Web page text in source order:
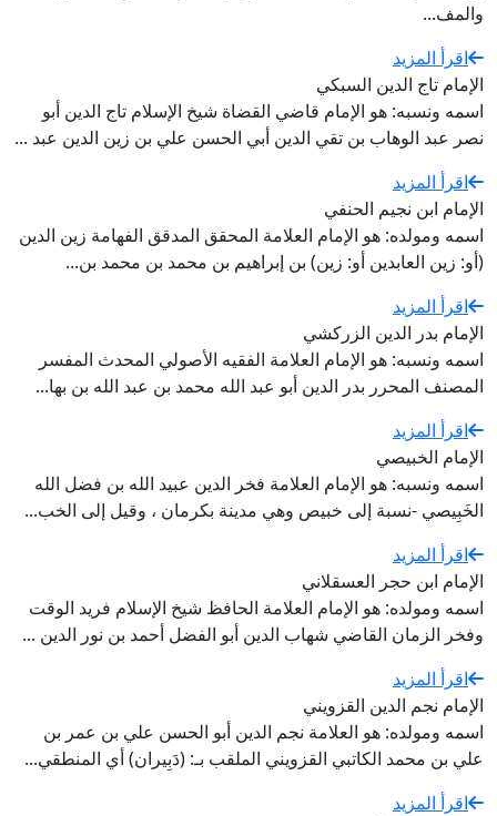
والمف...
اقرأ المزيد
الإمام تاج الدين السبكي
اسمه ونسبه: هو الإمام قاضي القضاة شيخ الإسلام تاج الدين أبو
نصر عبد الوهاب بن تقي الدين أبي الحسن علي بن زين الدين عبد ...
اقرأ المزيد
الإمام ابن نجيم الحنفي
اسمه ومولده: هو الإمام العلامة المحقق المدقق الفهامة زين الدين
(أو: زين العابدين أو: زين) بن إبراهيم بن محمد بن محمد بن...
اقرأ المزيد
الإمام بدر الدين الزركشي
اسمه ونسبه: هو الإمام العلامة الفقيه الأصولي المحدث المفسر
المصنف المحرر بدر الدين أبو عبد الله محمد بن عبد الله بن بها...
اقرأ المزيد
الإمام الخبيصي
اسمه ونسبه: هو الإمام العلامة فخر الدين عبيد الله بن فضل الله
الخَبِيصي -نسبة إلى خبيص وهي مدينة بكرمان ، وقيل إلى الخب...
اقرأ المزيد
الإمام ابن حجر العسقلاني
اسمه ومولده: هو الإمام العلامة الحافظ شيخ الإسلام فريد الوقت
وفخر الزمان القاضي شهاب الدين أبو الفضل أحمد بن نور الدين ...
اقرأ المزيد
الإمام نجم الدين القزويني
اسمه ومولده: هو العلامة نجم الدين أبو الحسن علي بن عمر بن
علي بن محمد الكاتبي القزويني الملقب بـ: (دَبِيران) أي المنطقي...
اقرأ المزيد